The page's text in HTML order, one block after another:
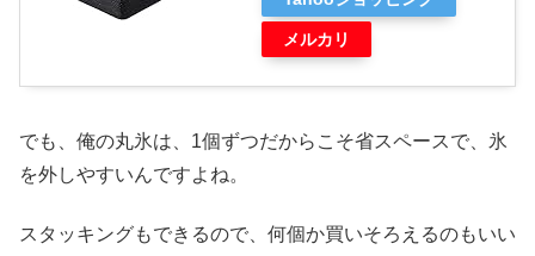
メルカリ
でも、俺の丸氷は、1個ずつだからこそ省スペースで、氷
を外しやすいんですよね。
スタッキングもできるので、何個か買いそろえるのもいい